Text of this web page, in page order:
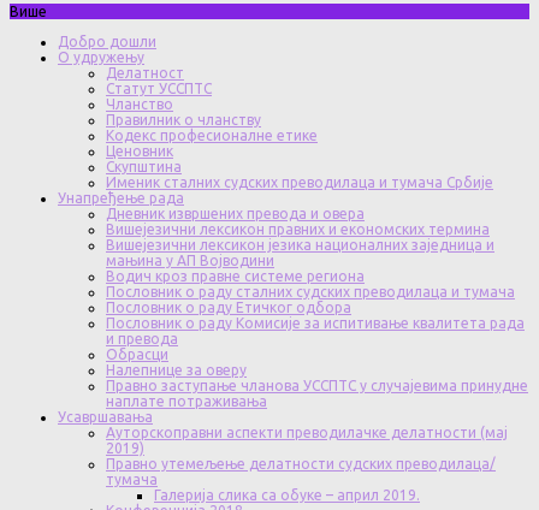
Више
Добро дошли
О удружењу
Делатност
Статут УССПТС
Чланство
Правилник о чланству
Кодекс професионалне етике
Ценовник
Скупштина
Именик сталних судских преводилаца и тумача Србије
Унапређење рада
Дневник извршених превода и овера
Вишејезични лексикон правних и економских термина
Вишејезични лексикон језика националних заједница и
мањина у АП Војводини
Водич кроз правне системе региона
Пословник о раду сталних судских преводилаца и тумача
Пословник о раду Етичког одбора
Пословник о раду Комисије за испитивање квалитета рада
и превода
Обрасци
Налепнице за оверу
Правно заступање чланова УССПТС у случајевима принудне
наплате потраживања
Усавршавања
Ауторскоправни аспекти преводилачке делатности (мај
2019)
Правно утемељење делатности судских преводилаца/
тумача
Галерија слика са обуке – април 2019.